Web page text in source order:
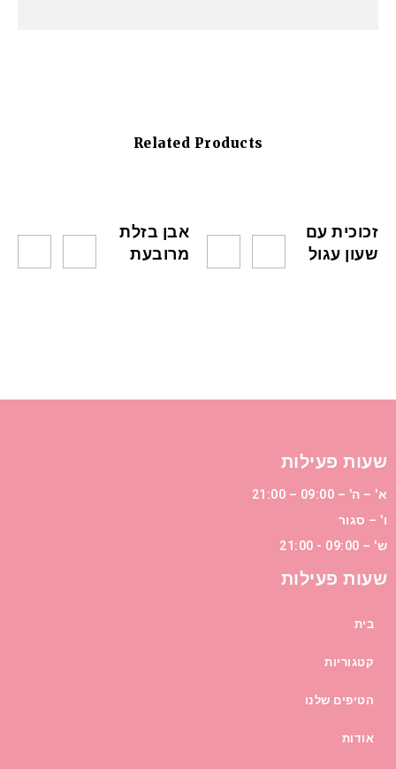
Related Products
זכוכית עם
שעון עגול
אבן בזלת
מרובעת
שעות פעילות
א' – ה' – 09:00 – 21:00
ו' – סגור
ש' – 09:00 - 21:00
שעות פעילות
בית
קטגוריות
הטיפים שלנו
אודות